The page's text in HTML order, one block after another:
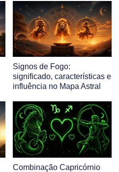
Signos de Fogo:
significado, características e
influência no Mapa Astral
Combinação Capricórnio